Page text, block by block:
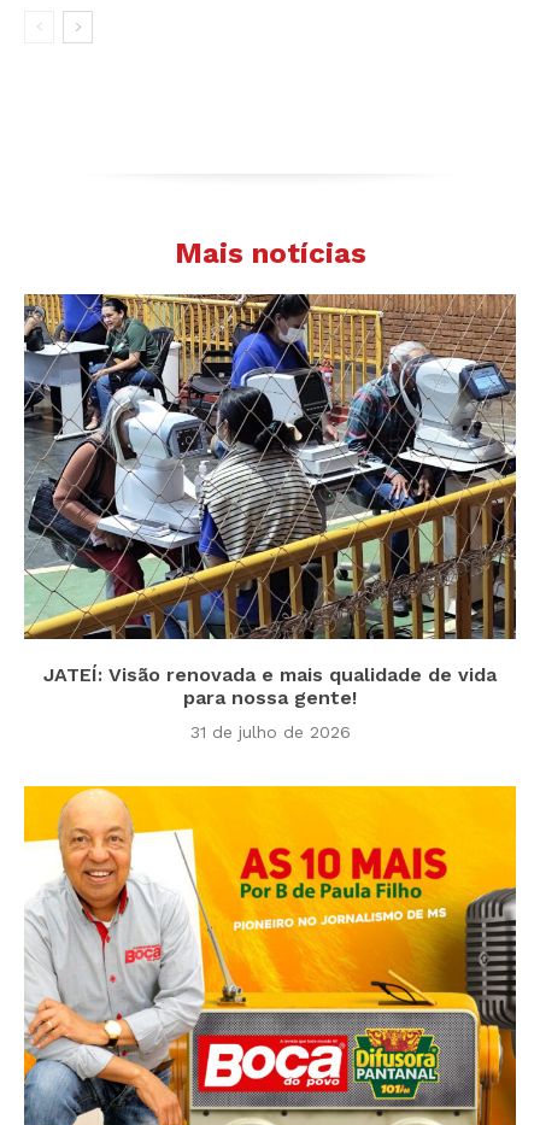
Mais notícias
JATEÍ: Visão renovada e mais qualidade de vida
para nossa gente!
31 de julho de 2026